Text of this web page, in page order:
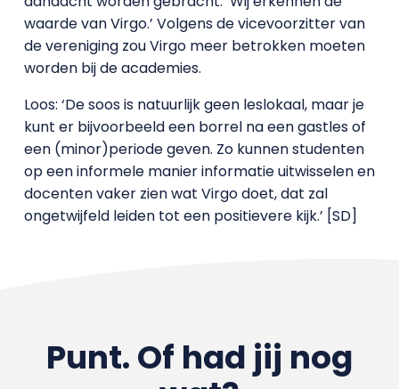
waarde van Virgo.’ Volgens de vicevoorzitter van
de vereniging zou Virgo meer betrokken moeten
worden bij de academies.
Loos: ‘De soos is natuurlijk geen leslokaal, maar je
kunt er bijvoorbeeld een borrel na een gastles of
een (minor)periode geven. Zo kunnen studenten
op een informele manier informatie uitwisselen en
docenten vaker zien wat Virgo doet, dat zal
ongetwijfeld leiden tot een positievere kijk.’ [SD]
Punt. Of had jij nog